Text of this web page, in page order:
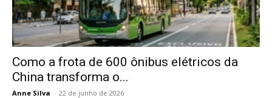
Como a frota de 600 ônibus elétricos da
China transforma o...
Anne Silva - 22 de junho de 2026